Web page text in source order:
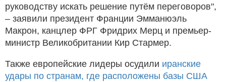
руководству искать решение путём переговоров",
– заявили президент Франции Эмманюэль
Макрон, канцлер ФРГ Фридрих Мерц и премьер-
министр Великобритании Кир Стармер.
Также европейские лидеры осудили иранские
удары по странам, где расположены базы США